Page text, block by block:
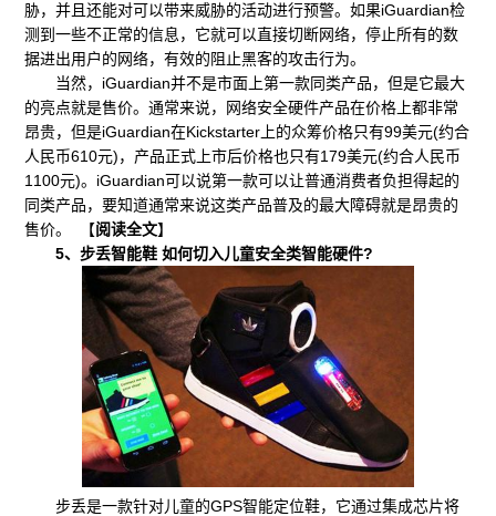
胁，并且还能对可以带来威胁的活动进行预警。如果iGuardian检
测到一些不正常的信息，它就可以直接切断网络，停止所有的数
据进出用户的网络，有效的阻止黑客的攻击行为。
当然，iGuardian并不是市面上第一款同类产品，但是它最大
的亮点就是售价。通常来说，网络安全硬件产品在价格上都非常
昂贵，但是iGuardian在Kickstarter上的众筹价格只有99美元(约合
人民币610元)，产品正式上市后价格也只有179美元(约合人民币
1100元)。iGuardian可以说第一款可以让普通消费者负担得起的
同类产品，要知道通常来说这类产品普及的最大障碍就是昂贵的
售价。 【阅读全文】
5、步丢智能鞋 如何切入儿童安全类智能硬件?
步丢是一款针对儿童的GPS智能定位鞋，它通过集成芯片将